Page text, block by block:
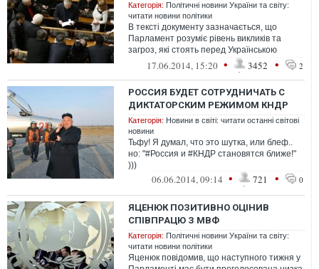
Категорія: Політичні новини України та світу:
читати новини політики
В тексті документу зазначається, що
Парламент розуміє рівень викликів та
загроз, які стоять перед Українською
Державою, а відтак готовий
консолідувати...
17.06.2014, 15:20 • 3452 • 2
РОССИЯ БУДЕТ СОТРУДНИЧАТЬ С
ДИКТАТОРСКИМ РЕЖИМОМ КНДР
Категорія: Новини в світі: читати останні світові
новини
Тьфу! Я думал, что это шутка, или блеф..
но: "‪#‎Россия‬ и ‪#‎КНДР‬ становятся ближе!"
)))
06.06.2014, 09:14 • 721 • 0
ЯЦЕНЮК ПОЗИТИВНО ОЦІНИВ
СПІВПРАЦЮ З МВФ
Категорія: Політичні новини України та світу:
читати новини політики
Яценюк повідомив, що наступного тижня у